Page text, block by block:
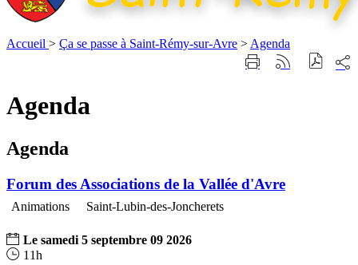
Accueil > Ça se passe à Saint-Rémy-sur-Avre > Agenda
ImprimerGénérer
sur
Agenda
Agenda
Forum des Associations de la Vallée d'Avre
Animations Saint-Lubin-des-Joncherets
Le samedi 5 septembre 09 2026
11h